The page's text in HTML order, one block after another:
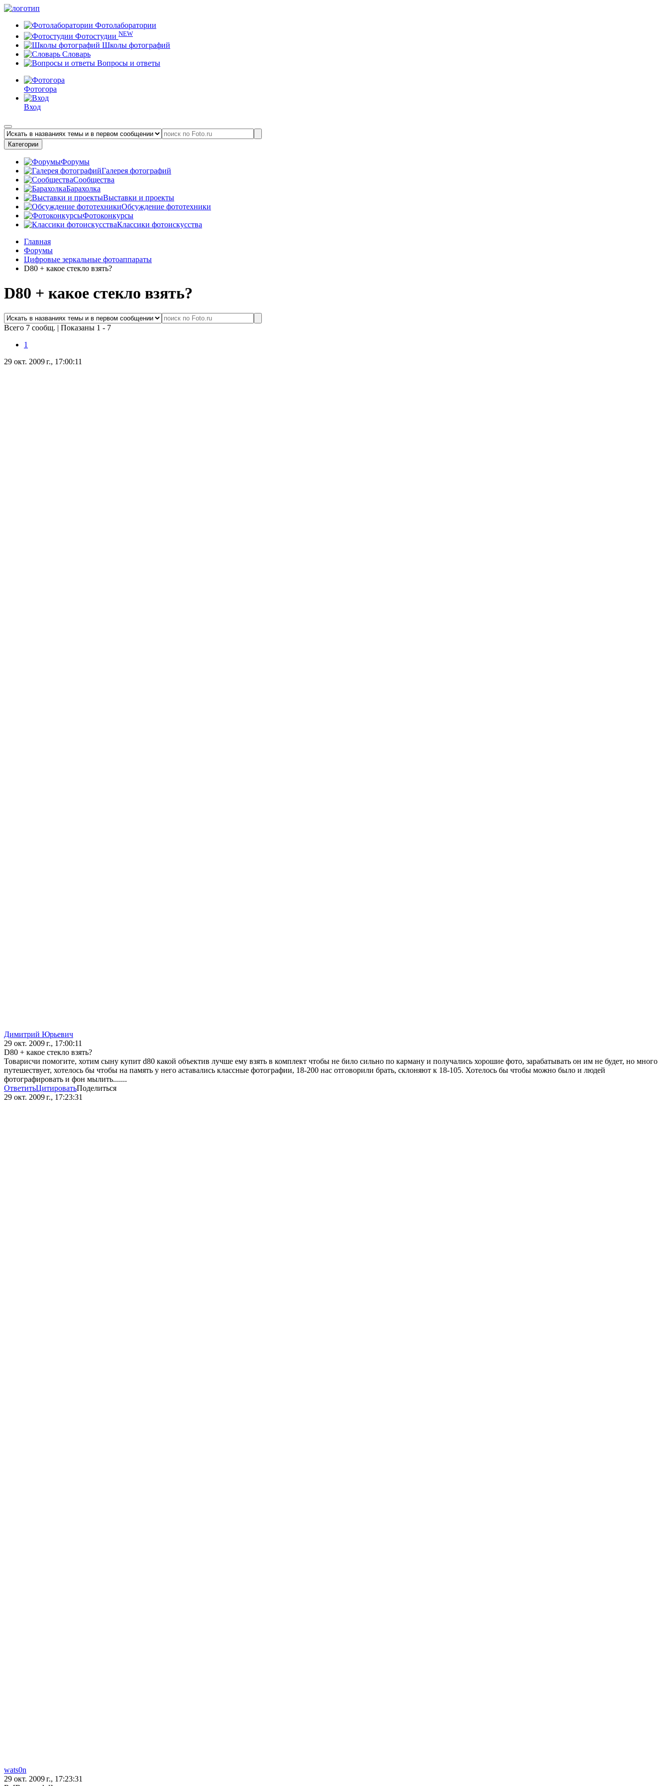
Фотолаборатории
Фотостудии NEW
Школы фотографий
Словарь
Вопросы и ответы
Фотогора
Вход
Категории
Форумы
Галерея фотографий
Сообщества
Барахолка
Выставки и проекты
Обсуждение фототехники
Фотоконкурсы
Классики фотоискусства
Главная
Форумы
Цифровые зеркальные фотоаппараты
D80 + какое стекло взять?
D80 + какое стекло взять?
Всего 7 сообщ. | Показаны 1 - 7
1
29 окт. 2009 г., 17:00:11
Димитрий Юрьевич
29 окт. 2009 г., 17:00:11
D80 + какое стекло взять?
Товарисчи помогите, хотим сыну купит d80 какой объектив лучше ему взять в комплект чтобы не било сильно по карману и получались хорошие фото, зарабатывать он им не будет, но много
путешествует, хотелось бы чтобы на память у него аставались классные фотографии, 18-200 нас отговорили брать, склоняют к 18-105. Хотелось бы чтобы можно было и людей
фотографировать и фон мылить.......
ОтветитьЦитироватьПоделиться
29 окт. 2009 г., 17:23:31
wats0n
29 окт. 2009 г., 17:23:31